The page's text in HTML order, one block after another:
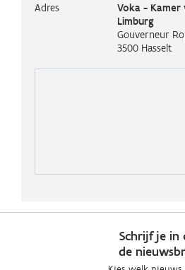
Adres
Voka - Kamer
Limburg
Gouverneur
3500 Hasselt
Schrijf je in
de